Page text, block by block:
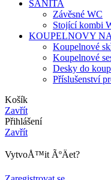
SANITA
Závěsné WC
Stojící kombi
KOUPELNOVY
Koupelnové
Koupelnové
Desky do
Příslušenství
Košík
Zavřít
Přihlášení
Zavřít
VytvoÅ™it ÃºÄet?